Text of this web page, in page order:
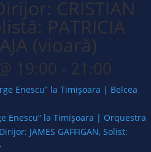
CRISTIAN
PATRICIA
(vioară)
19:00 - 21:00
Enescu” la Timișoara | Belcea
Enescu” la Timișoara | Orquestra
JAMES GAFFIGAN, Solist: